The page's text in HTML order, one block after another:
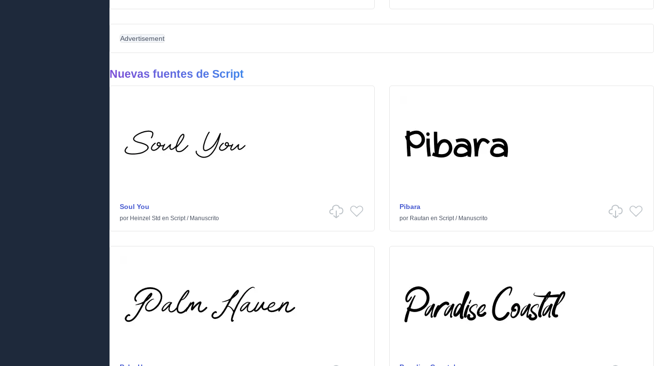
Advertisement
Nuevas fuentes de Script
Soul You
por Heinzel Std en Script/ Manuscrito
Pibara
por Rautan en Script/ Manuscrito